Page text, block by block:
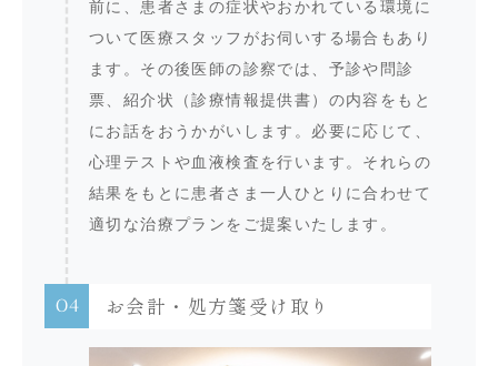
前に、患者さまの症状やおかれている環境に
ついて医療スタッフがお伺いする場合もあり
ます。その後医師の診察では、予診や問診
票、紹介状（診療情報提供書）の内容をもと
にお話をおうかがいします。必要に応じて、
心理テストや血液検査を行います。それらの
結果をもとに患者さま一人ひとりに合わせて
適切な治療プランをご提案いたします。
04 お会計・処方箋受け取り